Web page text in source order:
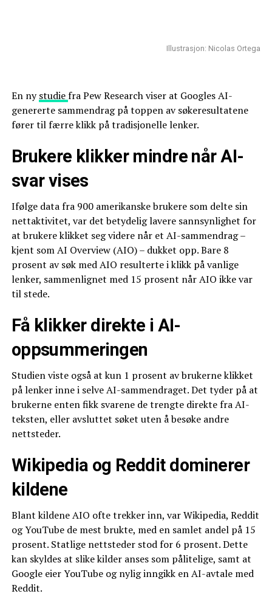
Illustrasjon: Nicolas Ortega
En nystudiefra Pew Research viser at Googles AI-
genererte sammendrag på toppen av søkeresultatene
fører til færre klikk på tradisjonelle lenker.
Brukere klikker mindre når AI-
svar vises
Ifølge data fra 900 amerikanske brukere som delte sin
nettaktivitet, var det betydelig lavere sannsynlighet for
at brukere klikket seg videre når et AI-sammendrag –
kjent som AI Overview (AIO) – dukket opp. Bare 8
prosent av søk med AIO resulterte i klikk på vanlige
lenker, sammenlignet med 15 prosent når AIO ikke var
til stede.
Få klikker direkte i AI-
oppsummeringen
Studien viste også at kun 1 prosent av brukerne klikket
på lenker inne i selve AI-sammendraget. Det tyder på at
brukerne enten fikk svarene de trengte direkte fra AI-
teksten, eller avsluttet søket uten å besøke andre
nettsteder.
Wikipedia og Reddit dominerer
kildene
Blant kildene AIO ofte trekker inn, var Wikipedia, Reddit
og YouTube de mest brukte, med en samlet andel på 15
prosent. Statlige nettsteder stod for 6 prosent. Dette
kan skyldes at slike kilder anses som pålitelige, samt at
Google eier YouTube og nylig inngikk en AI-avtale med
Reddit.